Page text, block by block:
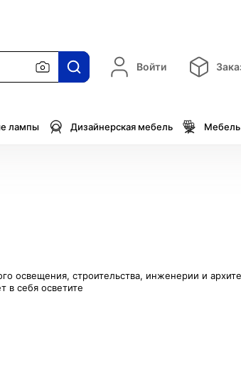
Войти
лампы Дизайнерская мебель Мебель
освещения, строительства, инженерии и